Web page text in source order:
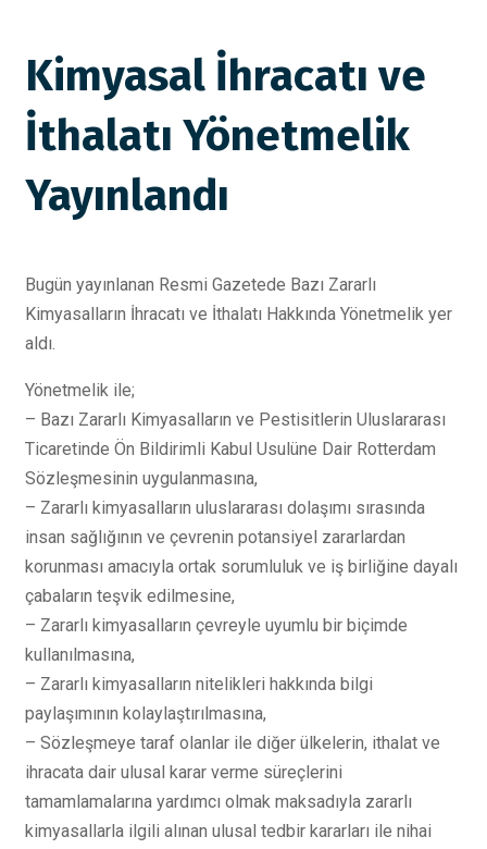
Kimyasal İhracatı ve
İthalatı Yönetmelik
Yayınlandı
Bugün yayınlanan Resmi Gazetede Bazı Zararlı
Kimyasalların İhracatı ve İthalatı Hakkında Yönetmelik yer
aldı.
Yönetmelik ile;
– Bazı Zararlı Kimyasalların ve Pestisitlerin Uluslararası
Ticaretinde Ön Bildirimli Kabul Usulüne Dair Rotterdam
Sözleşmesinin uygulanmasına,
– Zararlı kimyasalların uluslararası dolaşımı sırasında
insan sağlığının ve çevrenin potansiyel zararlardan
korunması amacıyla ortak sorumluluk ve iş birliğine dayalı
çabaların teşvik edilmesine,
– Zararlı kimyasalların çevreyle uyumlu bir biçimde
kullanılmasına,
– Zararlı kimyasalların nitelikleri hakkında bilgi
paylaşımının kolaylaştırılmasına,
– Sözleşmeye taraf olanlar ile diğer ülkelerin, ithalat ve
ihracata dair ulusal karar verme süreçlerini
tamamlamalarına yardımcı olmak maksadıyla zararlı
kimyasallarla ilgili alınan ulusal tedbir kararları ile nihai